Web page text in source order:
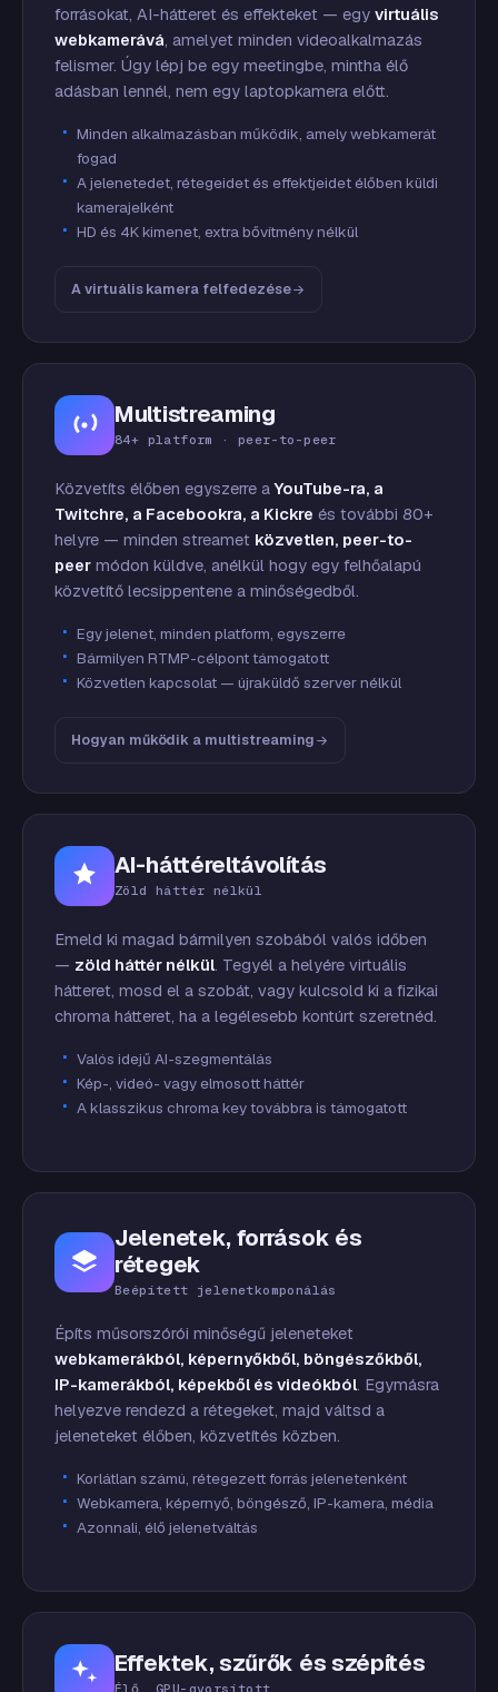
forrásokat, AI-hátteret és effekteket — egy virtuális
webkamerává, amelyet minden videoalkalmazás
felismer. Úgy lépj be egy meetingbe, mintha élő
adásban lennél, nem egy laptopkamera előtt.
Minden alkalmazásban működik, amely webkamerát
fogad
A jelenetedet, rétegeidet és effektjeidet élőben küldi
kamerajelként
HD és 4K kimenet, extra bővítmény nélkül
A virtuális kamera felfedezése
Multistreaming
84+ platform · peer-to-peer
Közvetíts élőben egyszerre aYouTube-ra, a
Twitchre, a Facebookra, a Kickre és további 80+
helyre — minden streamet közvetlen, peer-to-
peer módon küldve, anélkül hogy egy felhőalapú
közvetítő lecsippentene a minőségedből.
Egy jelenet, minden platform, egyszerre
Bármilyen RTMP-célpont támogatott
Közvetlen kapcsolat — újraküldő szerver nélkül
Hogyan működik a multistreaming
AI-háttéreltávolítás
Zöld háttér nélkül
Emeld ki magad bármilyen szobából valós időben
— zöld háttér nélkül. Tegyél a helyére virtuális
hátteret, mosd el a szobát, vagy kulcsold ki a fizikai
chroma hátteret, ha a legélesebb kontúrt szeretnéd.
Valós idejű AI-szegmentálás
Kép-, videó- vagy elmosott háttér
A klasszikus chroma key továbbra is támogatott
Jelenetek, források és
rétegek
Beépített jelenetkomponálás
Építs műsorszórói minőségű jeleneteket
webkamerákból, képernyőkből, böngészőkből,
IP-kamerákból, képekből és videókból. Egymásra
helyezve rendezd a rétegeket, majd váltsd a
jeleneteket élőben, közvetítés közben.
Korlátlan számú, rétegezett forrás jelenetenként
Webkamera, képernyő, böngésző, IP-kamera, média
Azonnali, élő jelenetváltás
Effektek, szűrők és szépítés
Élő, GPU-gyorsított